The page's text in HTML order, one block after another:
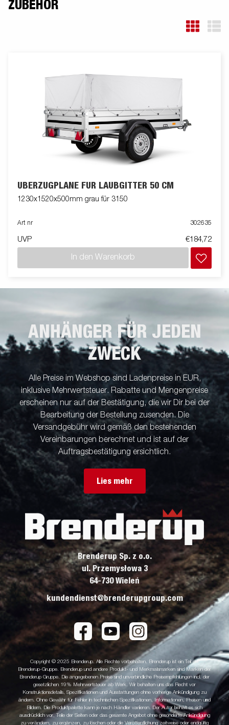
ZUBEHÖR
ÜBERZUGPLANE FÜR LAUBGITTER 50 CM
1230x1520x500mm grau für 3150
Art nr 302635
UVP €184,72
In den Warenkorb
ANHÄNGER FÜR JEDEN
ZWECK
Alle Preise im Webshop sind Ladenpreise in EUR,
inklusive Mehrwertsteuer. Rabatte und Mengenpreise
erscheinen nur auf der Bestätigung, die wir Dir bei der
Bearbeitung der Bestellung zusenden. Die
Versandgebühr wird gemäß den bestehenden
Vereinbarungen berechnet und ist auf der
Auftragsbestätigung ersichtlich.
Lies mehr
Brenderup Sp. z o.o.
ul. Przemysłowa 3
64-730 Wieleń
kundendienst@brenderupgroup.com
Copyright © 2025 Brenderup. Alle Rechte vorbehalten. Brenderup ist ein Teil der
Brenderup-Gruppe. Brenderup und andere Produkt- und Merkmalsmarken sind Marken der
Brenderup Gruppe. Die angegebenen Preise sind unverbindliche Preisempfehlungen incl. der
gesetzlichen 19% Mehrwertsteuer ab Werk. Wir behalten uns das Recht vor
Konstruktionsdetails, Spezifikationen und Ausstattungen ohne vorherige Ankündigung zu
ändern. Ohne Gewähr für Fehler in technischen Spezifikationen, Informationen, Preisen und
Bildern. Die Produktpalette kann je nach Händler variieren. Der Autor behält es sich
ausdrücklich vor, Teile der Seiten oder das gesamte Angebot ohne gesonderte Ankündigung
zu verändern, zu ergänzen, zu löschen oder die Veröffentlichung zeitweise oder endgültig